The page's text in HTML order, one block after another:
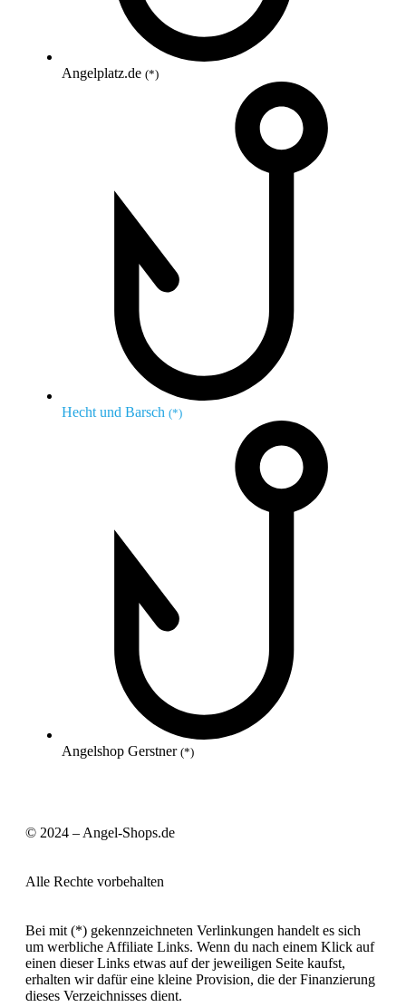
Angelplatz.de (*)
Hecht und Barsch (*)
Angelshop Gerstner (*)
© 2024 – Angel-Shops.de
Alle Rechte vorbehalten
Bei mit (*) gekennzeichneten Verlinkungen handelt es sich
um werbliche Affiliate Links. Wenn du nach einem Klick auf
einen dieser Links etwas auf der jeweiligen Seite kaufst,
erhalten wir dafür eine kleine Provision, die der Finanzierung
dieses Verzeichnisses dient.